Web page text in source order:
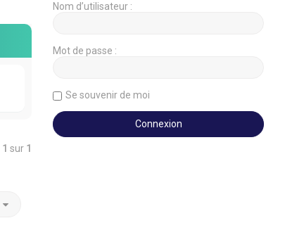
1 sur 1
Nom d’utilisateur :
Mot de passe :
Se souvenir de moi